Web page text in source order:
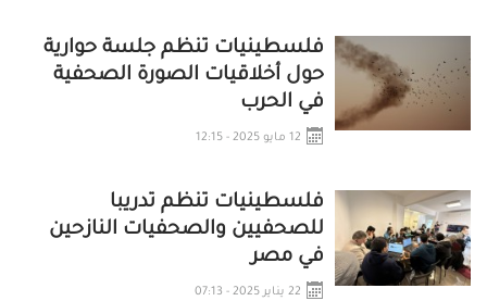
فلسطينيات تنظم جلسة حوارية
حول أخلاقيات الصورة الصحفية
في الحرب
12 مايو 2025 - 12:15
فلسطينيات تنظم تدريبا
للصحفيين والصحفيات النازحين
في مصر
22 يناير 2025 - 07:13